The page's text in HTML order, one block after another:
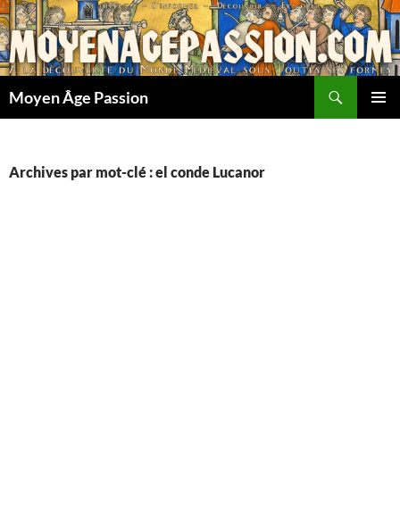
Aller
au
contenu
Moyen Âge Passion
Archives par mot-clé : el conde Lucanor